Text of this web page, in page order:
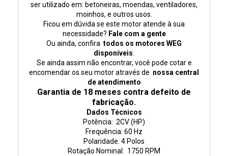
ser utilizado em: betoneiras, moendas, ventiladores,
moinhos, e outros usos.
Ficou em dúvida se este motor atende à sua
necessidade? Fale com a gente
Ou ainda, confira todos os motores WEG
disponíveis
Se ainda assim não encontrar, você pode cotar e
encomendar os seu motor através de nossa central
de atendimento
Garantia de 18 meses contra defeito de
fabricação.
Dados Técnicos
Potência: 2CV (HP)
Frequência: 60 Hz
Polaridade: 4 Polos
Rotação Nominal: 1750 RPM